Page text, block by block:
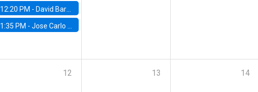
12:20 PM - David Bardey, Universidad de los Andes - CEDE
1:35 PM -Jose Carlo Bermudez, UC (ME) & World Bank
12 13 14